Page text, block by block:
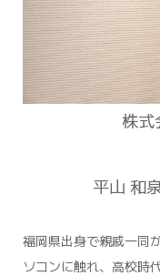
株式
平山 和
福岡県出身で親戚一同
ソコンに触れ、高校時